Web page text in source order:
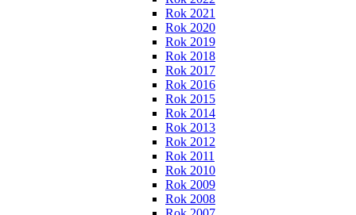
Rok 2021
Rok 2020
Rok 2019
Rok 2018
Rok 2017
Rok 2016
Rok 2015
Rok 2014
Rok 2013
Rok 2012
Rok 2011
Rok 2010
Rok 2009
Rok 2008